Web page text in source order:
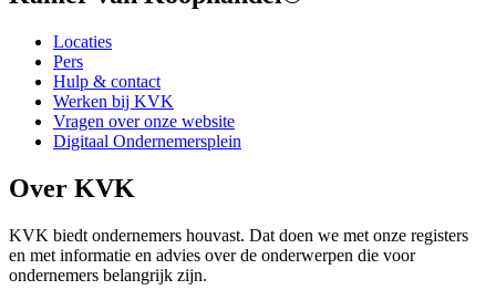
Locaties
Pers
Hulp & contact
Werken bij KVK
Vragen over onze website
Digitaal Ondernemersplein
Over KVK
KVK biedt ondernemers houvast. Dat doen we met onze registers
en met informatie en advies over de onderwerpen die voor
ondernemers belangrijk zijn.